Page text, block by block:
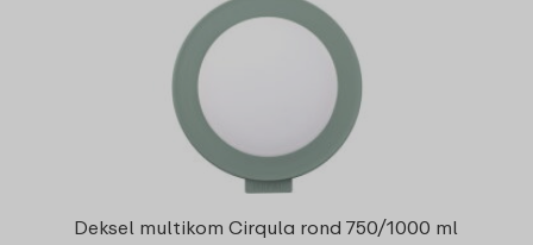
Deksel multikom Cirqula rond 750/1000 ml